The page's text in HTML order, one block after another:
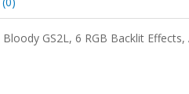
GS2L, 6 RGB Backlit